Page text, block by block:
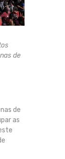
de
de
as